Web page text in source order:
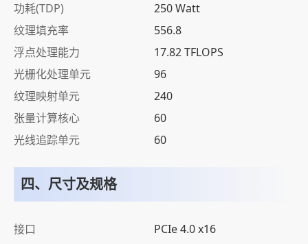
功耗(TDP)
250 Watt
纹理填充率
556.8
浮点处理能力
17.82 TFLOPS
光栅化处理单元
96
纹理映射单元
240
张量计算核心
60
光线追踪单元
60
四、尺寸及规格
接口
PCIe 4.0 x16